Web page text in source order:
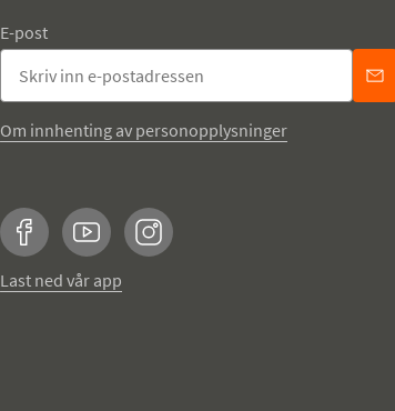
E-post
Om innhenting av personopplysninger
FacebookYouTubeInstagram
Last ned vår app